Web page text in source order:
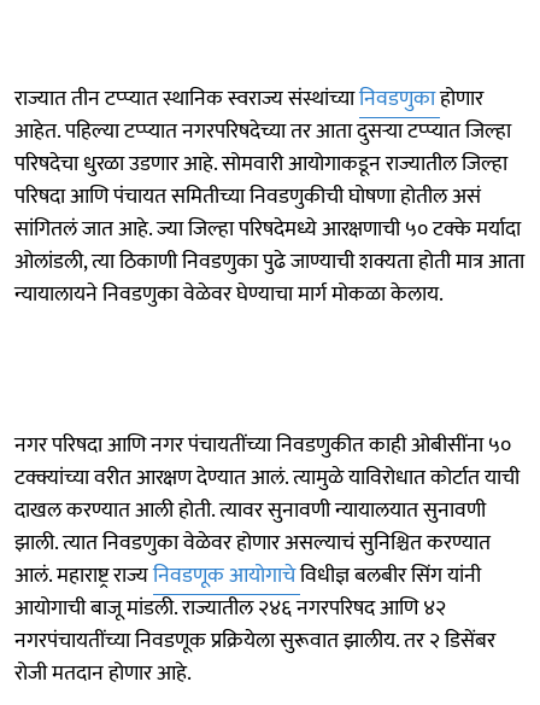
राज्यात तीन टप्प्यात स्थानिक स्वराज्य संस्थांच्यानिवडणुकाहोणार
आहेत. पहिल्या टप्प्यात नगरपरिषदेच्या तर आता दुसऱ्या टप्प्यात जिल्हा
परिषदेचा धुरळा उडणार आहे. सोमवारी आयोगाकडून राज्यातील जिल्हा
परिषदा आणि पंचायत समितीच्या निवडणुकीची घोषणा होतील असं
सांगितलं जात आहे. ज्या जिल्हा परिषदेमध्ये आरक्षणाची ५० टक्के मर्यादा
ओलांडली, त्या ठिकाणी निवडणुका पुढे जाण्याची शक्यता होती मात्र आता
न्यायालायने निवडणुका वेळेवर घेण्याचा मार्ग मोकळा केलाय.
नगर परिषदा आणि नगर पंचायतींच्या निवडणुकीत काही ओबीसींना ५०
टक्क्यांच्या वरीत आरक्षण देण्यात आलं. त्यामुळे याविरोधात कोर्टात याची
दाखल करण्यात आली होती. त्यावर सुनावणी न्यायालयात सुनावणी
झाली. त्यात निवडणुका वेळेवर होणार असल्याचं सुनिश्चित करण्यात
आलं. महाराष्ट्र राज्यनिवडणूक आयोगाचेविधीज्ञ बलबीर सिंग यांनी
आयोगाची बाजू मांडली. राज्यातील २४६ नगरपरिषद आणि ४२
नगरपंचायतींच्या निवडणूक प्रक्रियेला सुरूवात झालीय. तर २ डिसेंबर
रोजी मतदान होणार आहे.